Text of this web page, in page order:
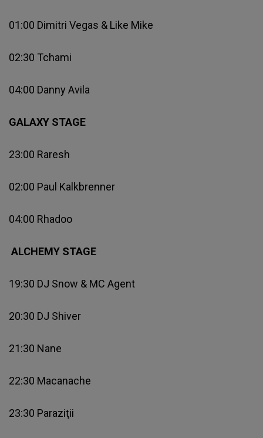
01:00 Dimitri Vegas & Like Mike
02:30 Tchami
04:00 Danny Avila
GALAXY STAGE
23:00 Raresh
02:00 Paul Kalkbrenner
04:00 Rhadoo
ALCHEMY STAGE
19:30 DJ Snow & MC Agent
20:30 DJ Shiver
21:30 Nane
22:30 Macanache
23:30 Paraziţii